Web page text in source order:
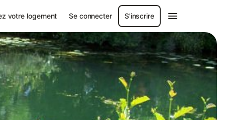
votre logement Se connecter S'inscrire